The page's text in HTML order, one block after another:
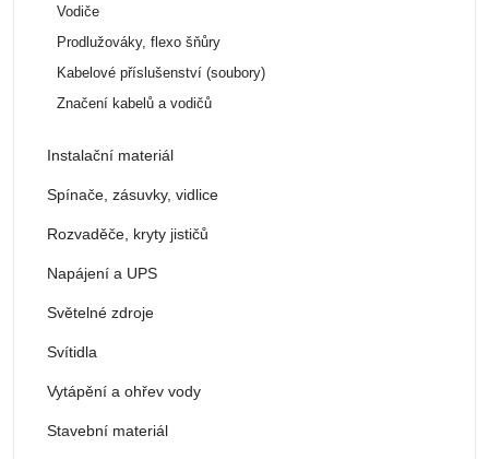
Vodiče
Prodlužováky, flexo šňůry
Kabelové příslušenství (soubory)
Značení kabelů a vodičů
Instalační materiál
Spínače, zásuvky, vidlice
Rozvaděče, kryty jističů
Napájení a UPS
Světelné zdroje
Svítidla
Vytápění a ohřev vody
Stavební materiál